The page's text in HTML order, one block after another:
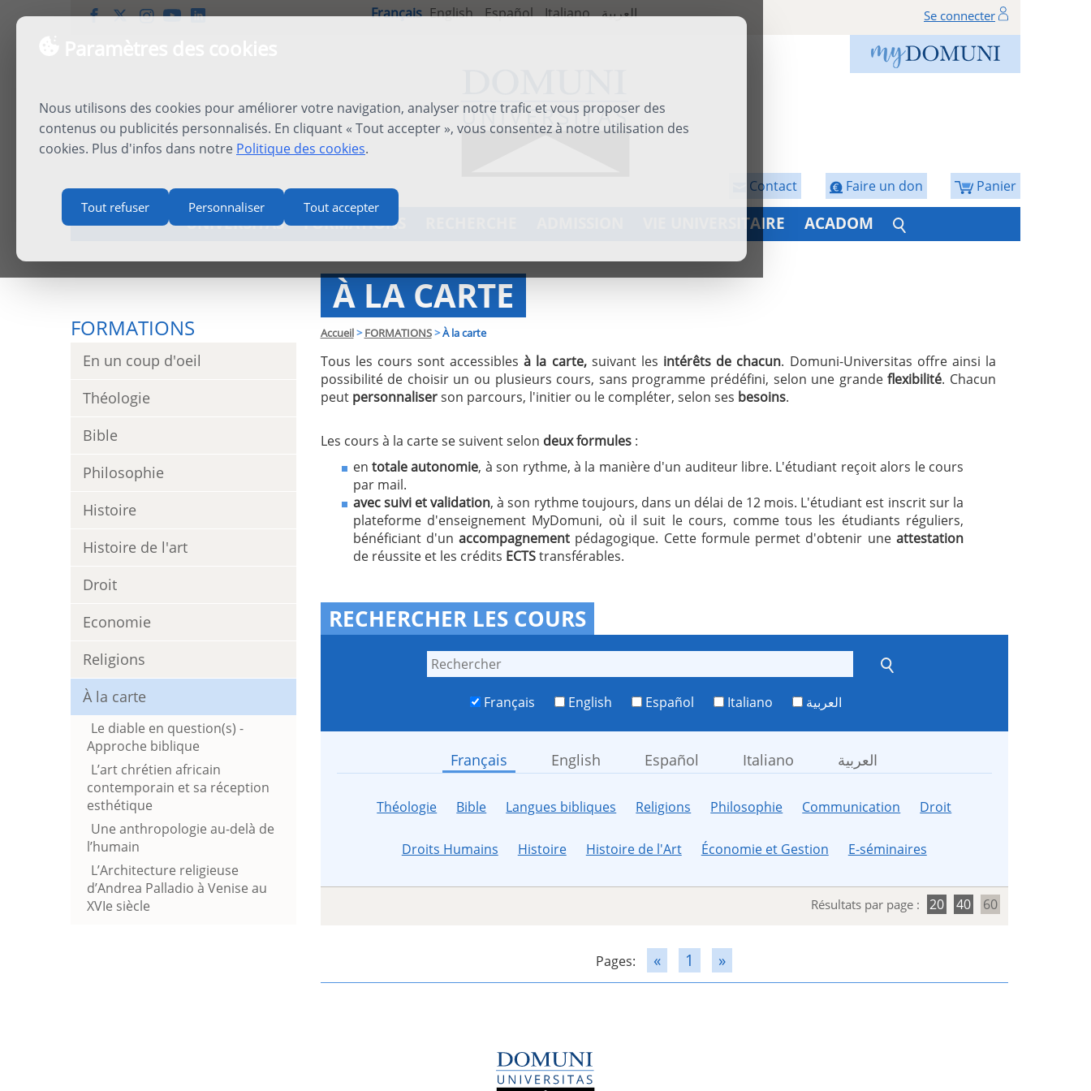
Nous utilisons des cookies pour améliorer votre navigation, analyser notre trafic et vous proposer des
contenus ou publicités personnalisés. En cliquant « Tout accepter », vous consentez à notre utilisation des
cookies. Plus d'infos dans notre Politique des cookies.
Tout refuser Personnaliser Tout accepter
Français English Español Italiano العربية Se connecter
Panier
Faire un don
Contact
UNIVERSITAS FORMATIONS VIE UNIVERSITAIRE ACADOM
FORMATIONS
En un coup d'oeil
Théologie
Bible
Philosophie
Histoire
Histoire de l'art
Droit
Economie
Religions
À la carte
Le diable en question(s) -
Approche biblique
L’art chrétien africain
contemporain et sa réception
esthétique
Une anthropologie au-delà de
l’humain
L’Architecture religieuse
d’Andrea Palladio à Venise au
XVIe siècle
À LA CARTE
Accueil> FORMATIONS>À la carte
Tous les cours sont accessiblesà la carte, suivant les intérêts de chacun. Domuni-Universitas offre ainsi la
possibilité de choisir un ou plusieurs cours, sans programme prédéfini, selon une grandeflexibilité. Chacun
peut personnaliserson parcours, l'initier ou le compléter, selon ses besoins.
Les cours à la carte se suivent selon deux formules:
en totale autonomie, à son rythme, à la manière d'un auditeur libre. L'étudiant reçoit alors le cours
par mail.
avec suivi et validation, à son rythme toujours, dans un délai de 12 mois. L'étudiant est inscrit sur la
plateforme d'enseignement MyDomuni, où il suit le cours, comme tous les étudiants réguliers,
bénéficiant d'unaccompagnement pédagogique. Cette formule permet d'obtenir uneattestation
de réussite et les crédits ECTStransférables.
RECHERCHER LES COURS
Français English Español Italiano العربية
Français English Español Italiano العربية
Théologie Bible Langues bibliques Religions Philosophie Communication Droit
Droits Humains Histoire Histoire de l'Art Économie et Gestion E-séminaires
Résultats par page : 20 40 60
Pages: « 1 »